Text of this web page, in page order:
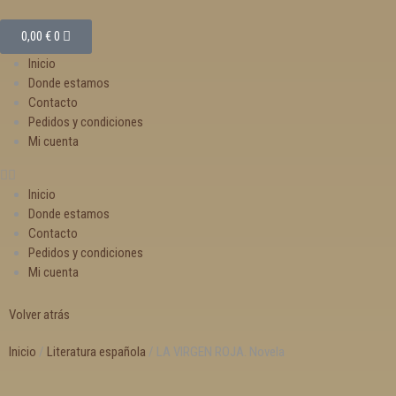
0,00 €0
Inicio
Donde estamos
Contacto
Pedidos y condiciones
Mi cuenta
Inicio
Donde estamos
Contacto
Pedidos y condiciones
Mi cuenta
Volver atrás
Inicio / Literatura española / LA VIRGEN ROJA. Novela